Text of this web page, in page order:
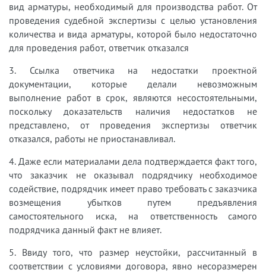
вид арматуры, необходимый для производства работ. От
проведения судебной экспертизы с целью установления
количества и вида арматуры, которой было недостаточно
для проведения работ, ответчик отказался
3. Ссылка ответчика на недостатки проектной
документации, которые делали невозможным
выполнение работ в срок, являются несостоятельными,
поскольку доказательств наличия недостатков не
представлено, от проведения экспертизы ответчик
отказался, работы не приостанавливал.
4. Даже если материалами дела подтверждается факт того,
что заказчик не оказывал подрядчику необходимое
содействие, подрядчик имеет право требовать с заказчика
возмещения убытков путем предъявления
самостоятельного иска, на ответственность самого
подрядчика данный факт не влияет.
5. Ввиду того, что размер неустойки, рассчитанный в
соответствии с условиями договора, явно несоразмерен